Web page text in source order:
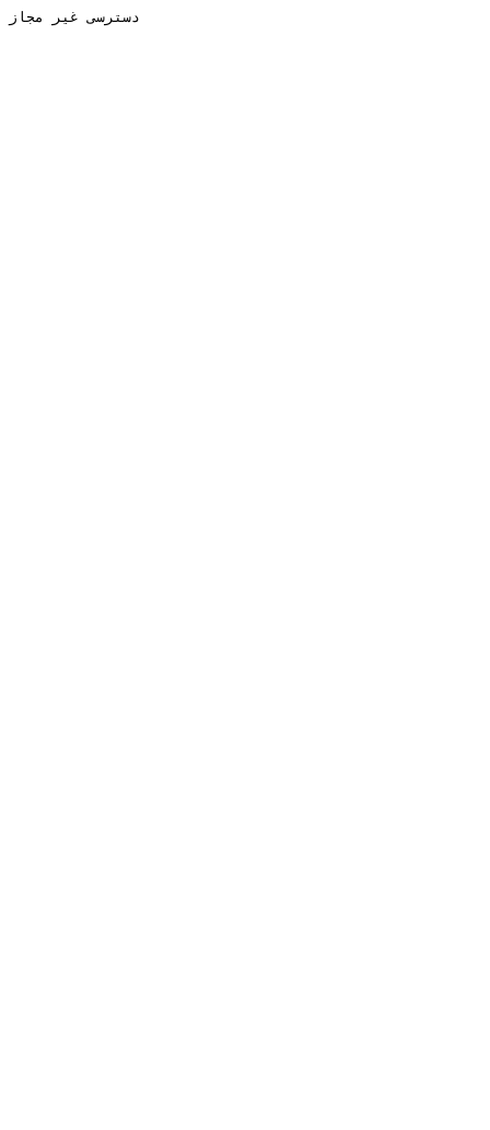
دسترسی غیر مجاز